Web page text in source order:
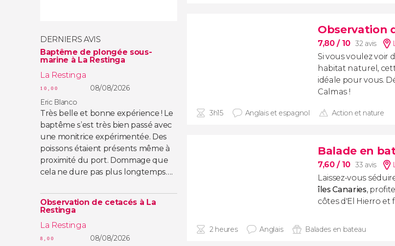
DERNIERS AVIS
Baptême de plongée sous-
marine à La Restinga
La Restinga
10,00
08/08/2026
Eric Blanco
Très belle et bonne expérience ! Le
baptême s’est très bien passé avec
une monitrice expérimentée. Des
poissons étaient présents même à
proximité du port. Dommage que
cela ne dure pas plus longtemps….
Observation de cetacés à La
Restinga
La Restinga
8,00
08/08/2026
Observation
7,80/ 10 32 avis
Si vous voulez voir
habitat naturel,
idéale pour vous.
Calmas !
3h15 Anglais et espagnol Action et nature
Balade en
7,60/ 10 33 avis
Laissez-vous
îles Canaries,
côtes d'El Hierro et
2 heures Anglais Balades en bateau